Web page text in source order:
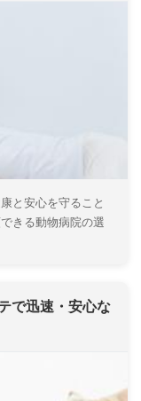
と安心を守ること
きる動物病院の選
で迅速・安心な